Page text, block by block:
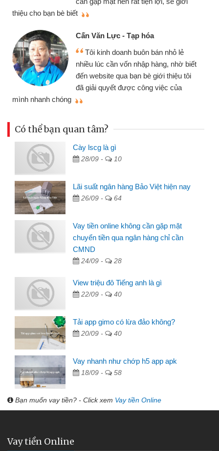
thiệu cho bạn bè biết
Cấn Văn Lực - Tạp hóa
Tôi kinh doanh buôn bán nhỏ lẻ
nhiều lúc cần vốn nhập hàng, nhờ biết
đến website qua bạn bè giới thiệu tôi
đã giải quyết được công việc của
mình nhanh chóng
Có thể bạn quan tâm?
Cày lscg là gì
28/09 - 10
Lãi suất ngân hàng Bảo Việt hiện nay
26/09 - 64
Vay tiền online không cần gặp mặt
chuyển tiền qua ngân hàng chỉ cần
CMND
24/09 - 28
View triệu đô Tiếng anh là gì
22/09 - 40
Tải app gimo có lừa đảo không?
20/09 - 40
Vay nhanh như chớp h5 app apk
18/09 - 58
Bạn muốn vay tiền? - Click xem Vay tiền Online
Vay tiền Online